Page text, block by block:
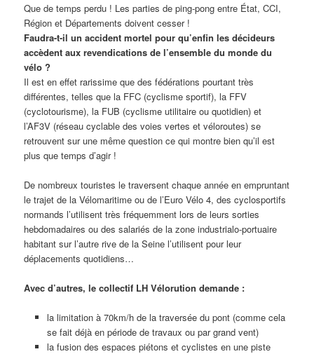
Que de temps perdu ! Les parties de ping-pong entre État, CCI,
Région et Départements doivent cesser !
Faudra-t-il un accident mortel pour qu’enfin les décideurs
accèdent aux revendications de l’ensemble du monde du
vélo ?
Il est en effet rarissime que des fédérations pourtant très
différentes, telles que la FFC (cyclisme sportif), la FFV
(cyclotourisme), la FUB (cyclisme utilitaire ou quotidien) et
l’AF3V (réseau cyclable des voies vertes et véloroutes) se
retrouvent sur une même question ce qui montre bien qu’il est
plus que temps d’agir !
De nombreux touristes le traversent chaque année en empruntant
le trajet de la Vélomaritime ou de l’Euro Vélo 4, des cyclosportifs
normands l’utilisent très fréquemment lors de leurs sorties
hebdomadaires ou des salariés de la zone industrialo-portuaire
habitant sur l’autre rive de la Seine l’utilisent pour leur
déplacements quotidiens…
Avec d’autres, le collectif LH Vélorution demande :
la limitation à 70km/h de la traversée du pont (comme cela
se fait déjà en période de travaux ou par grand vent)
la fusion des espaces piétons et cyclistes en une piste